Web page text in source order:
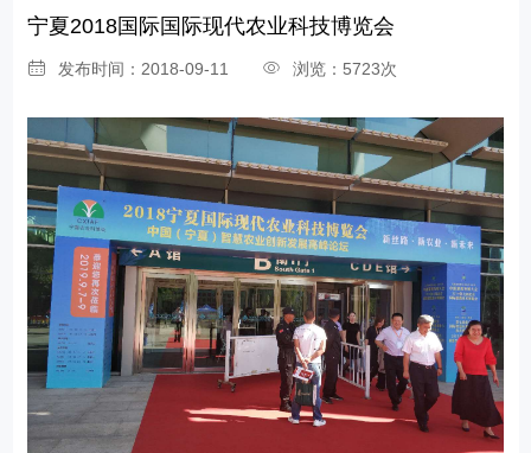
宁夏2018国际国际现代农业科技博览会
发布时间：2018-09-11 浏览：5723次